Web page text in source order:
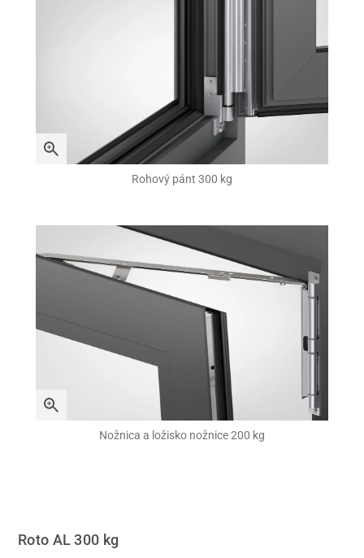
Rohový pánt 300 kg
Nožnica a ložisko nožnice 200 kg
Roto AL 300 kg